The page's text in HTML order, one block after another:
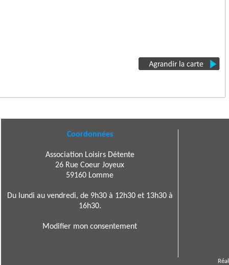
Coordonnées
Association Loisirs Détente
26 Rue Coeur Joyeux
59160 Lomme
Du lundi au vendredi, de 9h30 à 12h30 et 13h30 à
16h30.
Modifier mon consentement